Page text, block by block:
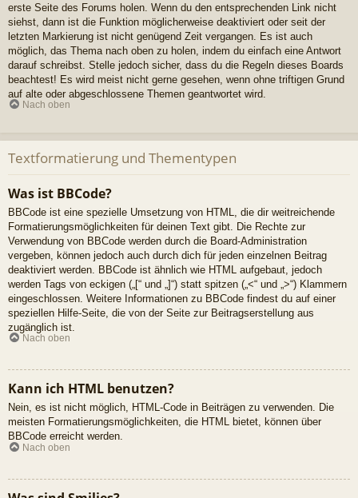
erste Seite des Forums holen. Wenn du den entsprechenden Link nicht
siehst, dann ist die Funktion möglicherweise deaktiviert oder seit der
letzten Markierung ist nicht genügend Zeit vergangen. Es ist auch
möglich, das Thema nach oben zu holen, indem du einfach eine Antwort
darauf schreibst. Stelle jedoch sicher, dass du die Regeln dieses Boards
beachtest! Es wird meist nicht gerne gesehen, wenn ohne triftigen Grund
auf alte oder abgeschlossene Themen geantwortet wird.
Nach oben
Textformatierung und Thementypen
Was ist BBCode?
BBCode ist eine spezielle Umsetzung von HTML, die dir weitreichende
Formatierungsmöglichkeiten für deinen Text gibt. Die Rechte zur
Verwendung von BBCode werden durch die Board-Administration
vergeben, können jedoch auch durch dich für jeden einzelnen Beitrag
deaktiviert werden. BBCode ist ähnlich wie HTML aufgebaut, jedoch
werden Tags von eckigen („[“ und „]“) statt spitzen („<“ und „>“) Klammern
eingeschlossen. Weitere Informationen zu BBCode findest du auf einer
speziellen Hilfe-Seite, die von der Seite zur Beitragserstellung aus
zugänglich ist.
Nach oben
Kann ich HTML benutzen?
Nein, es ist nicht möglich, HTML-Code in Beiträgen zu verwenden. Die
meisten Formatierungsmöglichkeiten, die HTML bietet, können über
BBCode erreicht werden.
Nach oben